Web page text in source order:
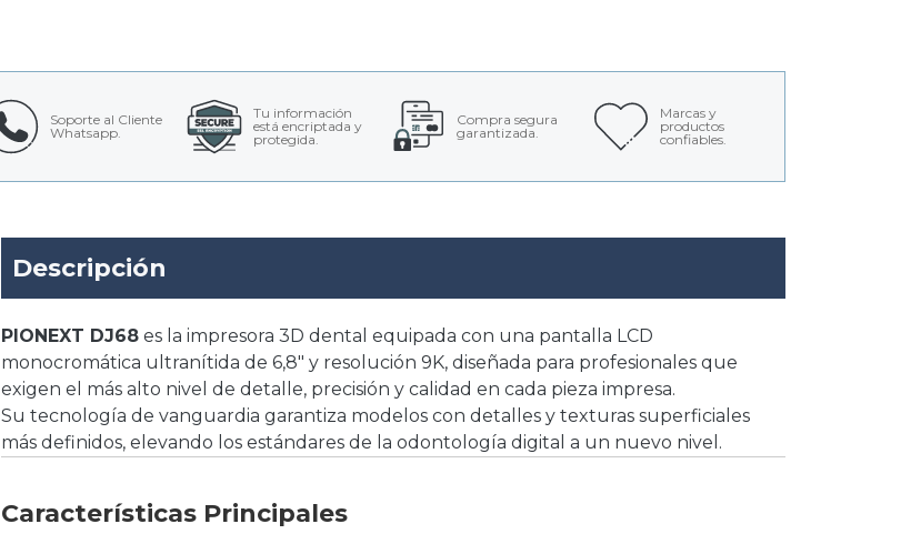
Soporte al Cliente
Whatsapp.
Tu información
está encriptada y
protegida.
Compra segura
garantizada.
Marcas y
productos
confiables.
Descripción
PIONEXT DJ68es la impresora 3D dental equipada con una pantalla LCD
monocromática ultranítida de 6,8″ y resolución 9K, diseñada para profesionales que
exigen el más alto nivel de detalle, precisión y calidad en cada pieza impresa.
Su tecnología de vanguardia garantiza modelos con detalles y texturas superficiales
más definidos, elevando los estándares de la odontología digital a un nuevo nivel.
Características Principales